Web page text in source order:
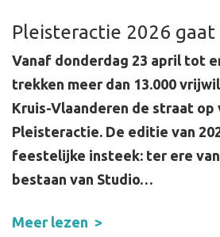
Pleisteractie 2026 gaat
Vanaf donderdag 23 april tot
trekken meer dan 13.000
Kruis-Vlaanderen de straat op
Pleisteractie. De editie van
feestelijke insteek: ter ere van
bestaan van Studio…
Meer lezen